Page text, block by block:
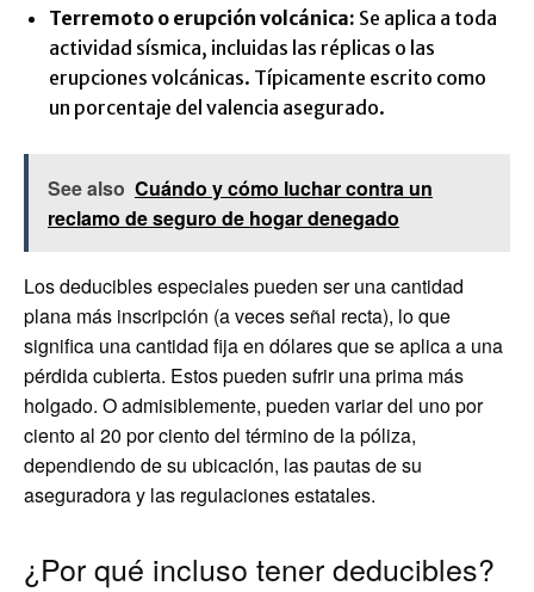
Terremoto o erupción volcánica: Se aplica a toda
actividad sísmica, incluidas las réplicas o las
erupciones volcánicas. Típicamente escrito como
un porcentaje del valencia asegurado.
See also Cuándo y cómo luchar contra un
reclamo de seguro de hogar denegado
Los deducibles especiales pueden ser una cantidad
plana más inscripción (a veces señal recta), lo que
significa una cantidad fija en dólares que se aplica a una
pérdida cubierta. Estos pueden sufrir una prima más
holgado. O admisiblemente, pueden variar del uno por
ciento al 20 por ciento del término de la póliza,
dependiendo de su ubicación, las pautas de su
aseguradora y las regulaciones estatales.
¿Por qué incluso tener deducibles?